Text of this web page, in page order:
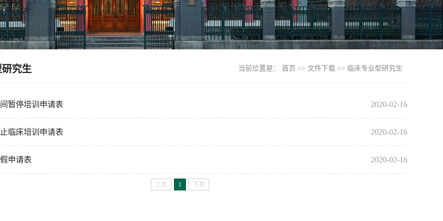
究生 当前位置是： 首页 >> 文件下载 >> 临床专业型研究生
2020-02-16
暂停培训申请表
2020-02-16
临床培训申请表
2020-02-16
申请表
上页 1 下页